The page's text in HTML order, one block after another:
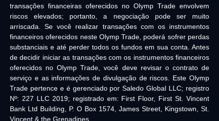
transações financeiras oferecidos no Olymp Trade envolvem
riscos elevados; portanto, a negociação pode ser muito
arriscada. Se você realizar transações com os instrumentos
financeiros oferecidos neste Olymp Trade, poderá sofrer perdas
substanciais e até perder todos os fundos em sua conta. Antes
de decidir iniciar as transações com os instrumentos financeiros
oferecidos no Olymp Trade, você deve revisar o contrato de
serviço e as informações de divulgação de riscos. Este Olymp
Trade pertence e é gerenciado por Saledo Global LLC; registro
Nº: 227 LLC 2019; registrado em: First Floor, First St. Vincent
Bank Ltd Building, P. O Box 1574, James Street, Kingstown, St.
Vincent & the Grenadines.